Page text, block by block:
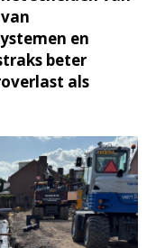
en
beter
als